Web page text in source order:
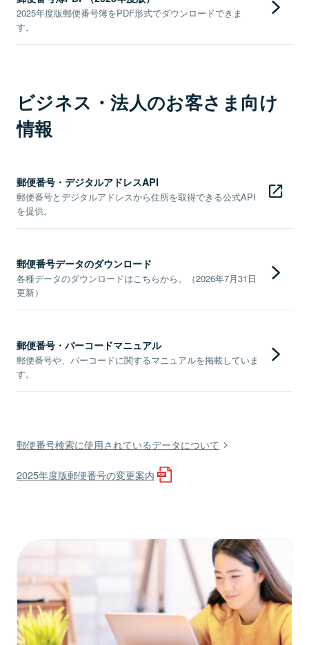
2025年度版郵便番号簿をPDF形式でダウンロードできま
す。
ビジネス・法人のお客さま向け
情報
郵便番号・デジタルアドレスAPI
郵便番号とデジタルアドレスから住所を取得できる公式API
を提供。
郵便番号データのダウンロード
各種データのダウンロードはこちらから。（2026年7月31日
更新）
郵便番号・バーコードマニュアル
郵便番号や、バーコードに関するマニュアルを掲載していま
す。
郵便番号検索に使用されているデータについて
2025年度版郵便番号の変更案内